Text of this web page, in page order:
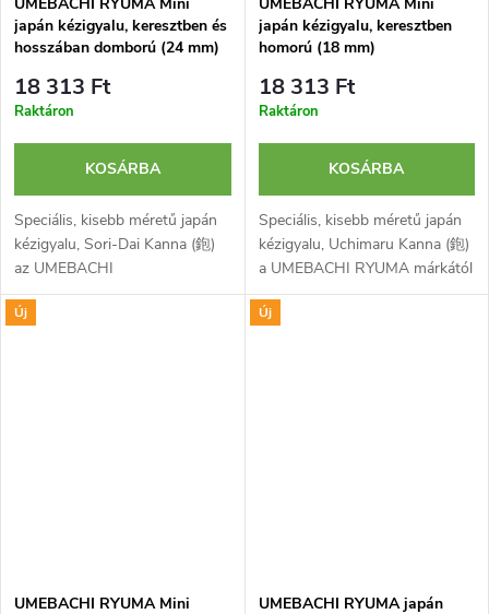
japán kézigyalu, keresztben és
hosszában domború (24 mm)
18 313 Ft
Raktáron
KOSÁRBA
Speciális, kisebb méretű japán
kézigyalu, Sori-Dai Kanna (鉋)
az UMEBACHI
RYUMA márkától ívelt,
keresztben és hosszában
japán kézigyalu, keresztben
homorú (18 mm)
18 313 Ft
Raktáron
KOSÁRBA
Speciális, kisebb méretű japán
kézigyalu, Uchimaru Kanna (鉋)
a UMEBACHI RYUMA márkától
homorú gyalutesttel és
pengével főként fa (pl.
Új
UMEBACHI RYUMA Mini
Új
UMEBACHI RYUMA japán